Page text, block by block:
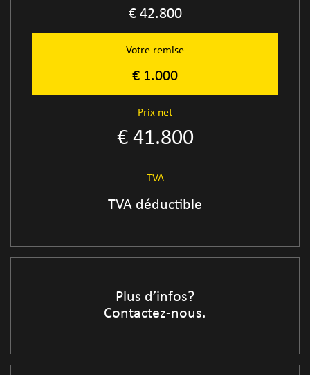
€ 42.800
Votre remise
€ 1.000
Prix net
€ 41.800
TVA
TVA déductible
Plus d’infos?
Contactez-nous.